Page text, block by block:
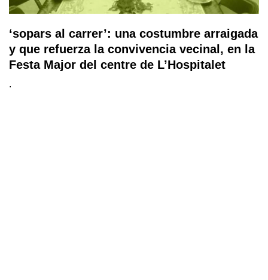
‘sopars al carrer’: una costumbre arraigada
y que refuerza la convivencia vecinal, en la
Festa Major del centre de L’Hospitalet
.